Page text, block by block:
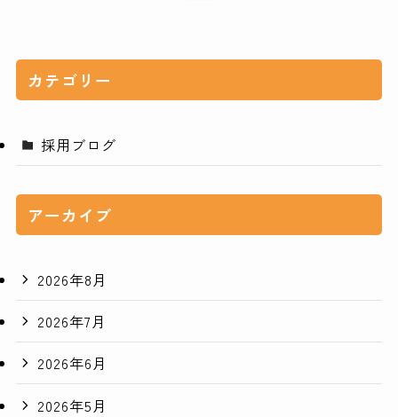
カテゴリー
採用ブログ
アーカイブ
2026年8月
2026年7月
2026年6月
2026年5月